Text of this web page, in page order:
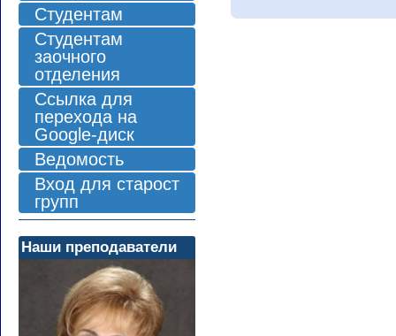
Студентам
Студентам
заочного
отделения
Ссылка для
перехода на
Google-диск
Ведомость
Вход для старост
групп
Наши преподаватели